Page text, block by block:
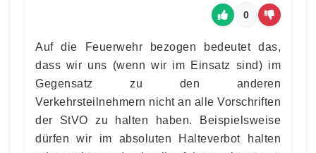
0
Auf die Feuerwehr bezogen bedeutet das,
dass wir uns (wenn wir im Einsatz sind) im
Gegensatz zu den anderen
Verkehrsteilnehmern nicht an alle Vorschriften
der StVO zu halten haben. Beispielsweise
dürfen wir im absoluten Halteverbot halten